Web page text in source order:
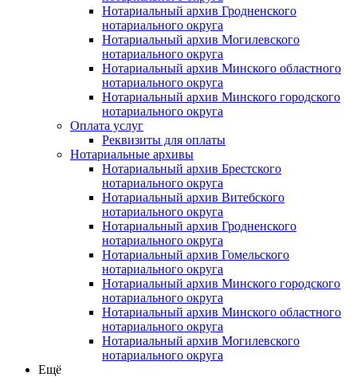
Нотариальный архив Гродненского
нотариального округа
Нотариальный архив Могилевского
нотариального округа
Нотариальный архив Минского областного
нотариального округа
Нотариальный архив Минского городского
нотариального округа
Оплата услуг
Реквизиты для оплаты
Нотариальные архивы
Нотариальный архив Брестского
нотариального округа
Нотариальный архив Витебского
нотариального округа
Нотариальный архив Гродненского
нотариального округа
Нотариальный архив Гомельского
нотариального округа
Нотариальный архив Минского городского
нотариального округа
Нотариальный архив Минского областного
нотариального округа
Нотариальный архив Могилевского
нотариального округа
Ещё